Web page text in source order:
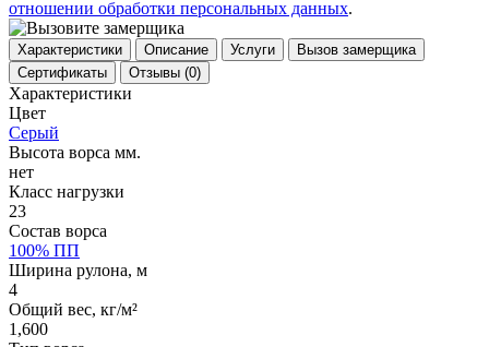
отношении обработки персональных данных.
Характеристики Описание Услуги
Вызов замерщика
Сертификаты
Отзывы (0)
Характеристики
Цвет
Серый
Высота ворса мм.
нет
Класс нагрузки
23
Состав ворса
100% ПП
Ширина рулона, м
4
Общий вес, кг/м²
1,600